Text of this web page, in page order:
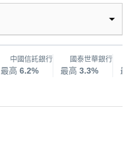
中國信託銀行
最高 6.2%
國泰世華銀行
最高 3.3% 最